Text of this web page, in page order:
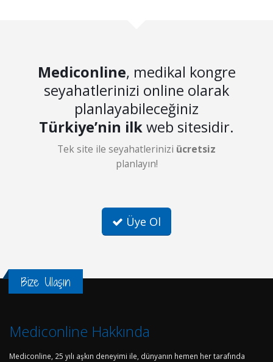
Mediconline, medikal kongre
seyahatlerinizi online olarak
planlayabileceğiniz
Türkiye’nin ilkweb sitesidir.
Tek site ile seyahatlerinizi ücretsiz
planlayın!
Üye Ol
Bize Ulaşın
Mediconline Hakkında
Mediconline, 25 yılı aşkın deneyimi ile, dünyanın hemen her tarafında